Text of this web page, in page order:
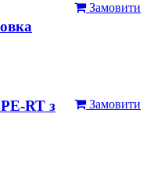
Замовити
Замовити
RT з